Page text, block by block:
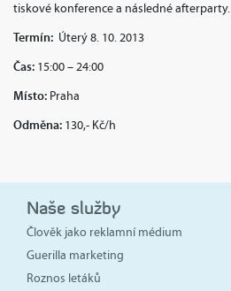
tiskové konference a následné afterparty.
Termín: Úterý 8. 10. 2013
Čas: 15:00 – 24:00
Místo: Praha
Odměna: 130,- Kč/h
Naše služby
Člověk jako reklamní médium
Guerilla marketing
Roznos letáků